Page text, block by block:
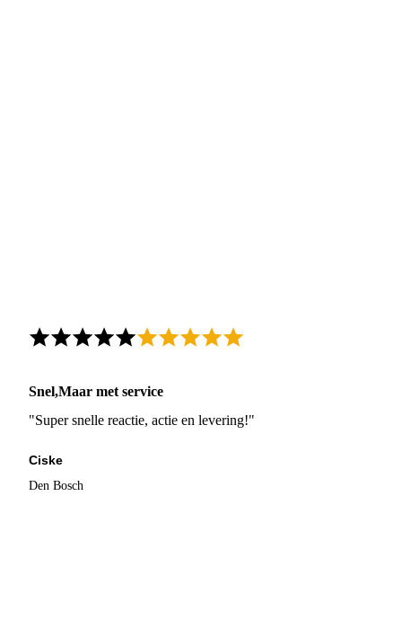
Snel,Maar met service
"Super snelle reactie, actie en levering!"
Ciske
Den Bosch